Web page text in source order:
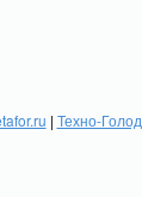
| Техно-Голод